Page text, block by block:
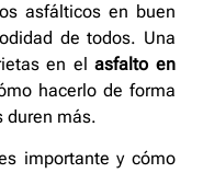
asfálticos en buen
de todos. Una
en elasfalto en
hacerlo de forma
duren más.
importante y cómo